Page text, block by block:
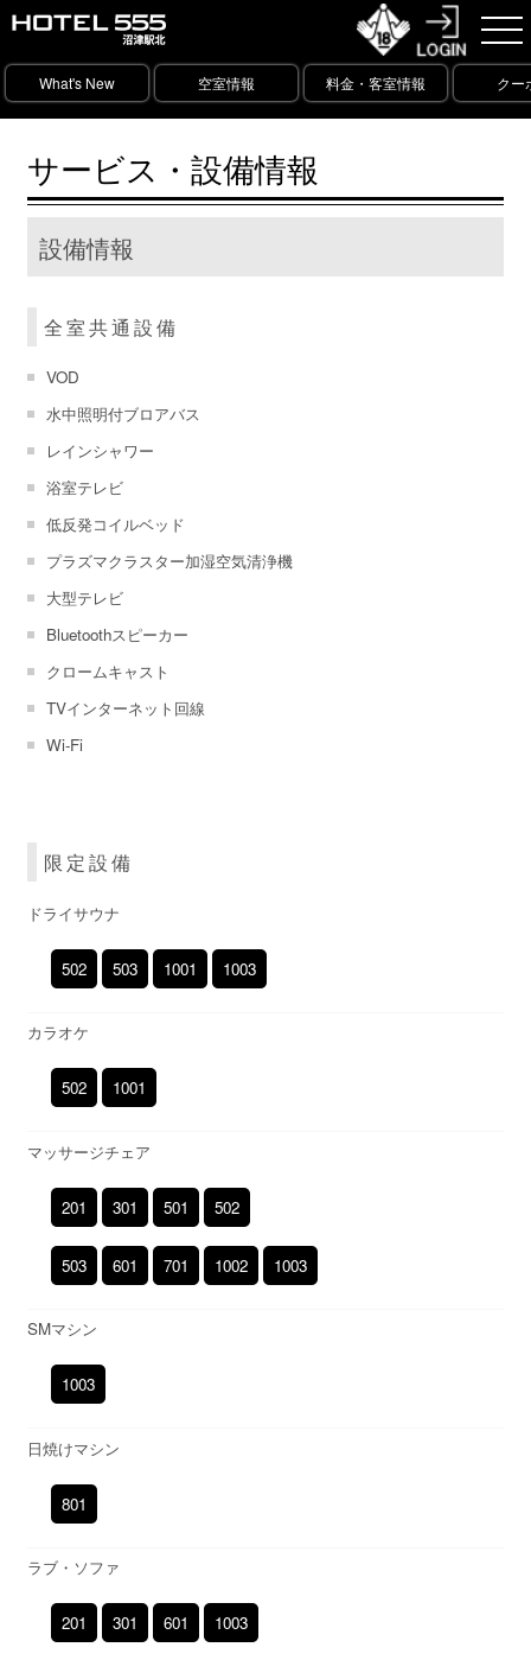
What's New 空室情報 料金・客室情報 クー
サービス・設備情報
設備情報
全室共通設備
VOD
水中照明付ブロアバス
レインシャワー
浴室テレビ
低反発コイルベッド
プラズマクラスター加湿空気清浄機
大型テレビ
Bluetoothスピーカー
クロームキャスト
TVインターネット回線
Wi-Fi
限定設備
ドライサウナ
502 503 1001 1003
カラオケ
502 1001
マッサージチェア
201 301 501 502
503 601 701 1002 1003
SMマシン
1003
日焼けマシン
801
ラブ・ソファ
201 301 601 1003